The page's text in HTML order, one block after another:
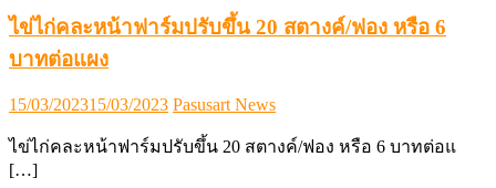
ไข่ไก่คละหน้าฟาร์มปรับขึ้น 20 สตางค์/ฟอง หรือ 6
บาทต่อแผง
Posted
15/03/202315/03/2023 Author
Pasusart News
ไข่ไก่คละหน้าฟาร์มปรับขึ้น 20 สตางค์/ฟอง หรือ 6 บาทต่อแ
[…]